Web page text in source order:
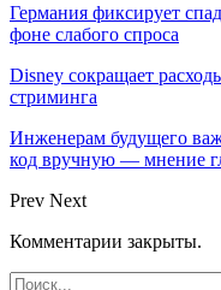
Германия фиксирует
фоне слабого спроса
Disney сокращает
стриминга
Инженерам будущего
код вручную — мнение
Prev Next
Комментарии закрыты.